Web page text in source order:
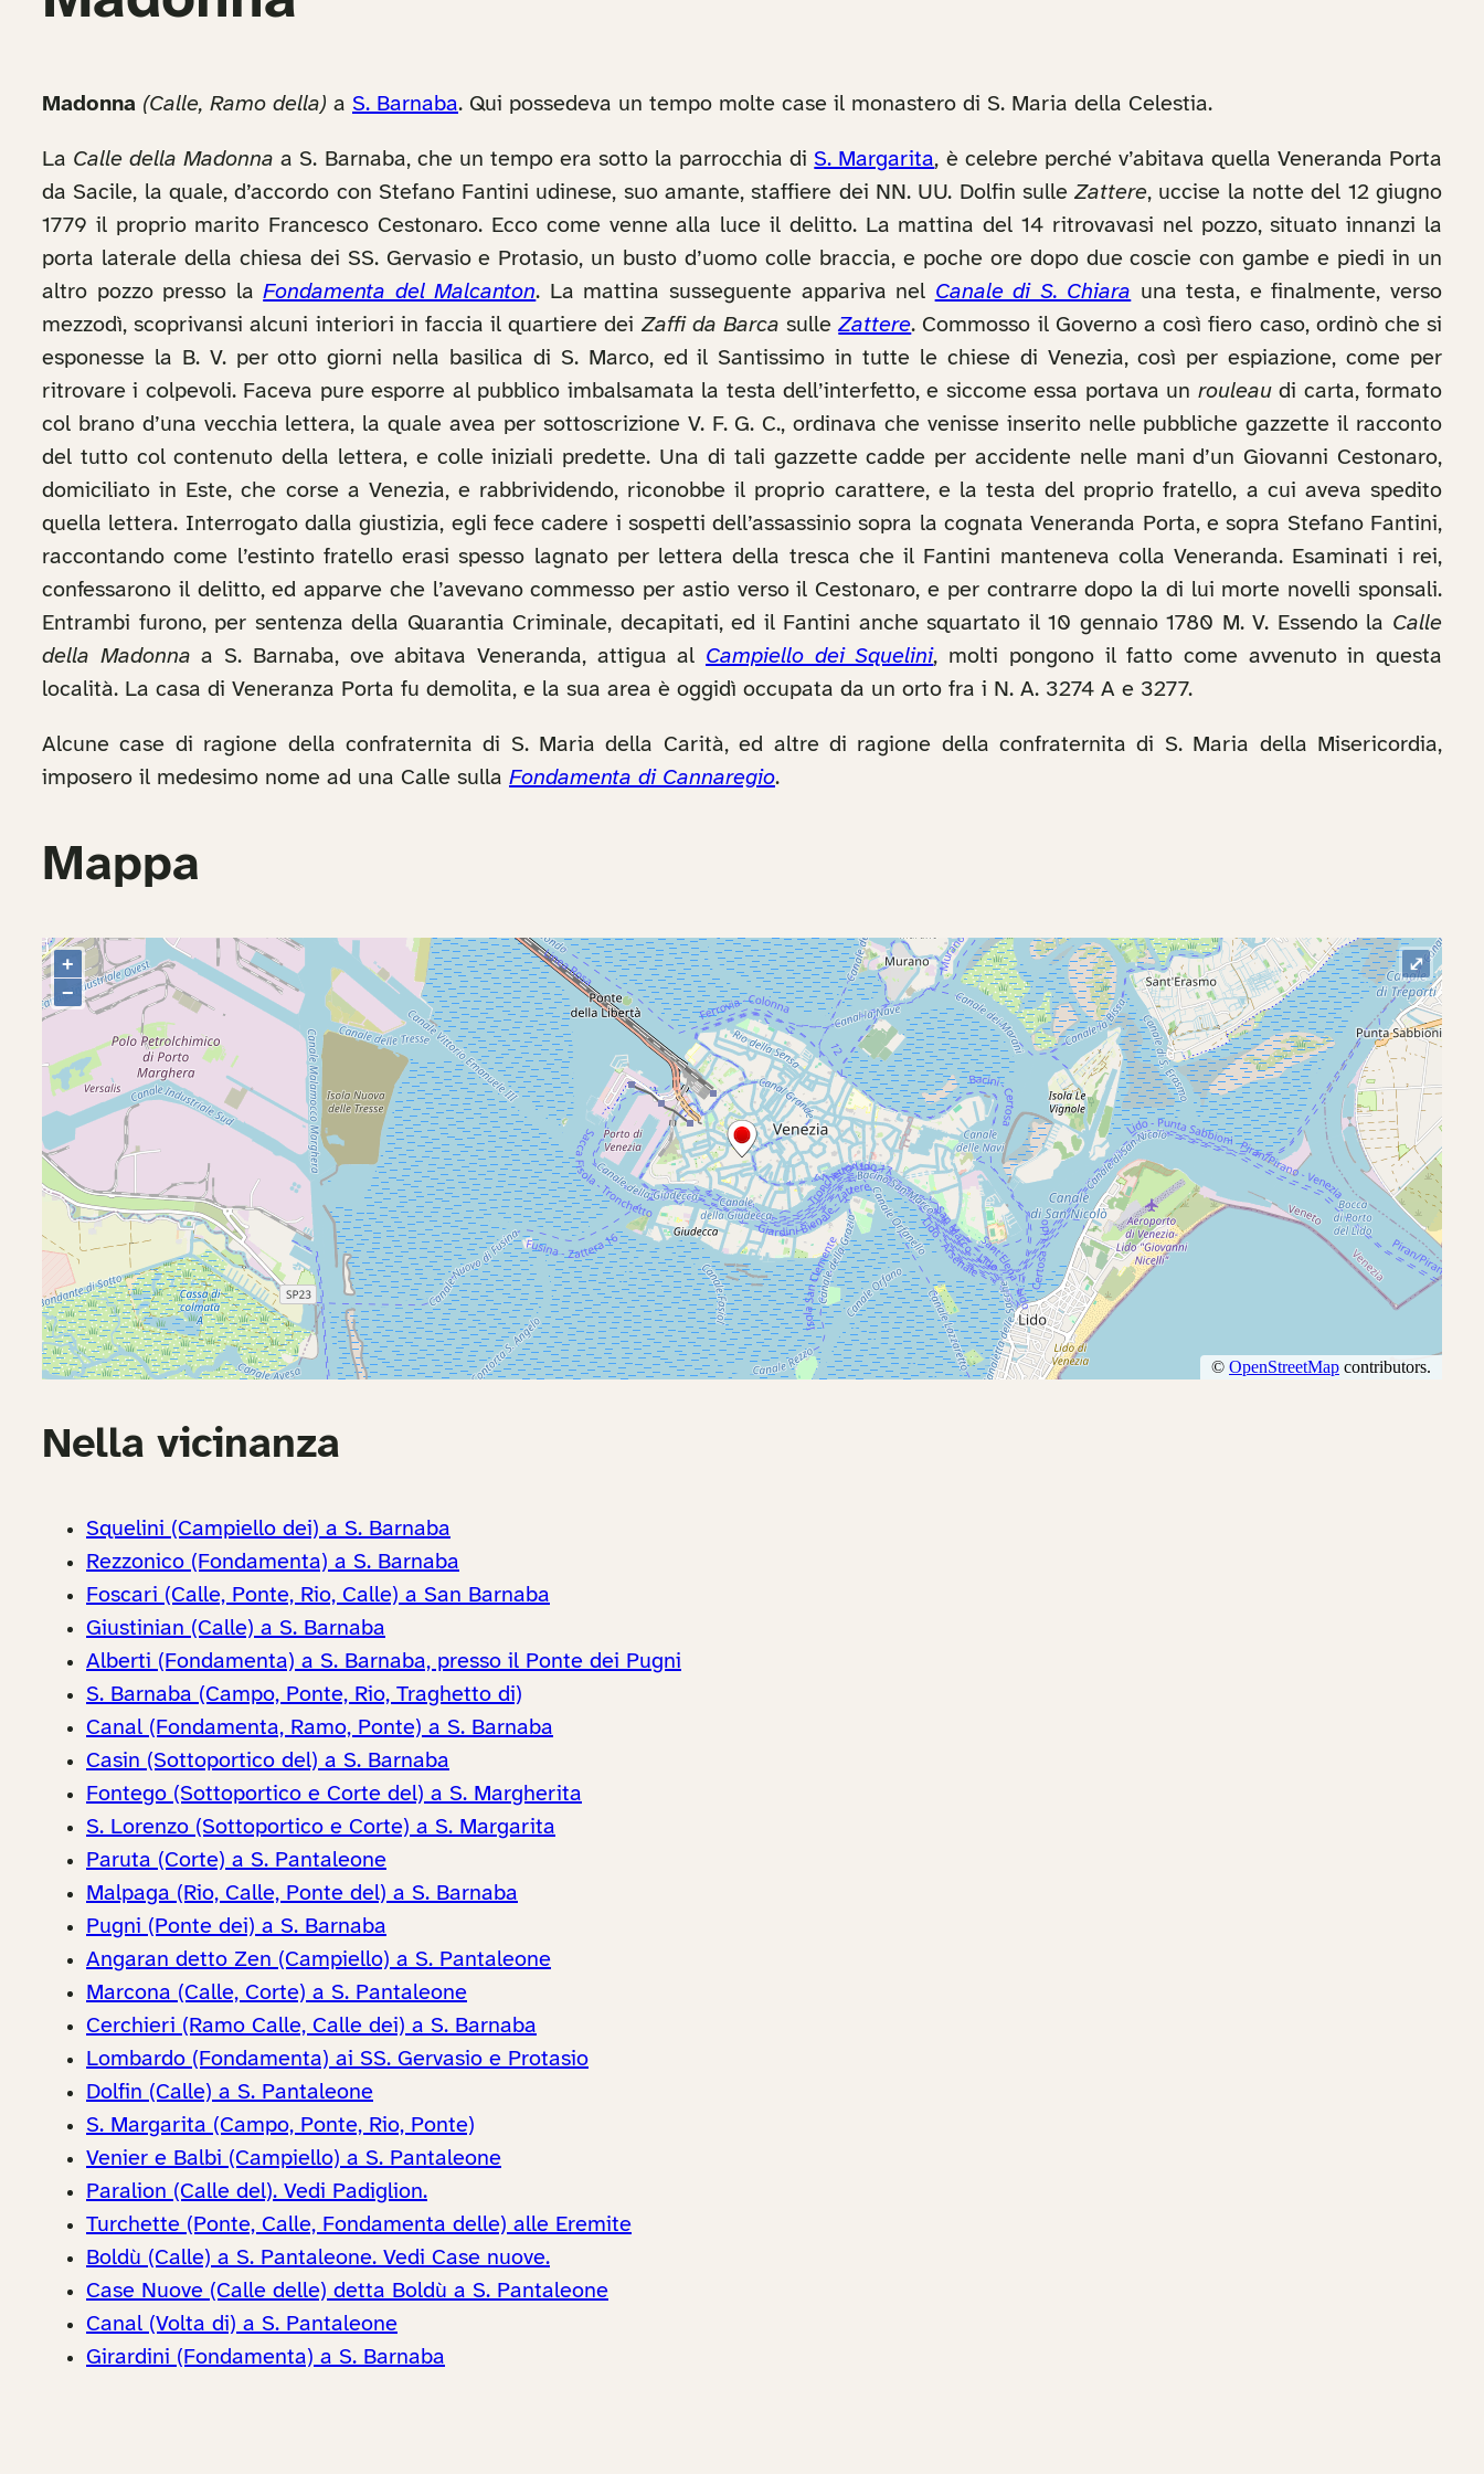
Madonna (Calle, Ramo della) a S. Barnaba. Qui possedeva un tempo molte case il monastero di S. Maria della Celestia.
La Calle della Madonna a S. Barnaba, che un tempo era sotto la parrocchia di S. Margarita, è celebre perché v’abitava quella Veneranda Porta
da Sacile, la quale, d’accordo con Stefano Fantini udinese, suo amante, staffiere dei NN. UU. Dolfin sulleZattere, uccise la notte del 12 giugno
1779 il proprio marito Francesco Cestonaro. Ecco come venne alla luce il delitto. La mattina del 14 ritrovavasi nel pozzo, situato innanzi la
porta laterale della chiesa dei SS. Gervasio e Protasio, un busto d’uomo colle braccia, e poche ore dopo due coscie con gambe e piedi in un
altro pozzo presso laFondamenta del Malcanton. La mattina susseguente appariva nel Canale di S. Chiara una testa, e finalmente, verso
mezzodì, scoprivansi alcuni interiori in faccia il quartiere dei Zaffi da Barca sulleZattere. Commosso il Governo a così fiero caso, ordinò che si
esponesse la B. V. per otto giorni nella basilica di S. Marco, ed il Santissimo in tutte le chiese di Venezia, così per espiazione, come per
ritrovare i colpevoli. Faceva pure esporre al pubblico imbalsamata la testa dell’interfetto, e siccome essa portava un rouleaudi carta, formato
col brano d’una vecchia lettera, la quale avea per sottoscrizione V. F. G. C., ordinava che venisse inserito nelle pubbliche gazzette il racconto
del tutto col contenuto della lettera, e colle iniziali predette. Una di tali gazzette cadde per accidente nelle mani d’un Giovanni Cestonaro,
domiciliato in Este, che corse a Venezia, e rabbrividendo, riconobbe il proprio carattere, e la testa del proprio fratello, a cui aveva spedito
quella lettera. Interrogato dalla giustizia, egli fece cadere i sospetti dell’assassinio sopra la cognata Veneranda Porta, e sopra Stefano Fantini,
raccontando come l’estinto fratello erasi spesso lagnato per lettera della tresca che il Fantini manteneva colla Veneranda. Esaminati i rei,
confessarono il delitto, ed apparve che l’avevano commesso per astio verso il Cestonaro, e per contrarre dopo la di lui morte novelli sponsali.
Entrambi furono, per sentenza della Quarantia Criminale, decapitati, ed il Fantini anche squartato il 10 gennaio 1780 M. V. Essendo la Calle
della Madonna a S. Barnaba, ove abitava Veneranda, attigua al Campiello dei Squelini, molti pongono il fatto come avvenuto in questa
località. La casa di Veneranza Porta fu demolita, e la sua area è oggidì occupata da un orto fra i N. A. 3274 A e 3277.
Alcune case di ragione della confraternita di S. Maria della Carità, ed altre di ragione della confraternita di S. Maria della Misericordia,
imposero il medesimo nome ad una Calle sulla Fondamenta di Cannaregio.
Mappa
Nella vicinanza
Squelini (Campiello dei) a S. Barnaba
Rezzonico (Fondamenta) a S. Barnaba
Foscari (Calle, Ponte, Rio, Calle) a San Barnaba
Giustinian (Calle) a S. Barnaba
Alberti (Fondamenta) a S. Barnaba, presso il Ponte dei Pugni
S. Barnaba (Campo, Ponte, Rio, Traghetto di)
Canal (Fondamenta, Ramo, Ponte) a S. Barnaba
Casin (Sottoportico del) a S. Barnaba
Fontego (Sottoportico e Corte del) a S. Margherita
S. Lorenzo (Sottoportico e Corte) a S. Margarita
Paruta (Corte) a S. Pantaleone
Malpaga (Rio, Calle, Ponte del) a S. Barnaba
Pugni (Ponte dei) a S. Barnaba
Angaran detto Zen (Campiello) a S. Pantaleone
Marcona (Calle, Corte) a S. Pantaleone
Cerchieri (Ramo Calle, Calle dei) a S. Barnaba
Lombardo (Fondamenta) ai SS. Gervasio e Protasio
Dolfin (Calle) a S. Pantaleone
S. Margarita (Campo, Ponte, Rio, Ponte)
Venier e Balbi (Campiello) a S. Pantaleone
Paralion (Calle del). Vedi Padiglion.
Turchette (Ponte, Calle, Fondamenta delle) alle Eremite
Boldù (Calle) a S. Pantaleone. Vedi Case nuove.
Case Nuove (Calle delle) detta Boldù a S. Pantaleone
Canal (Volta di) a S. Pantaleone
Girardini (Fondamenta) a S. Barnaba